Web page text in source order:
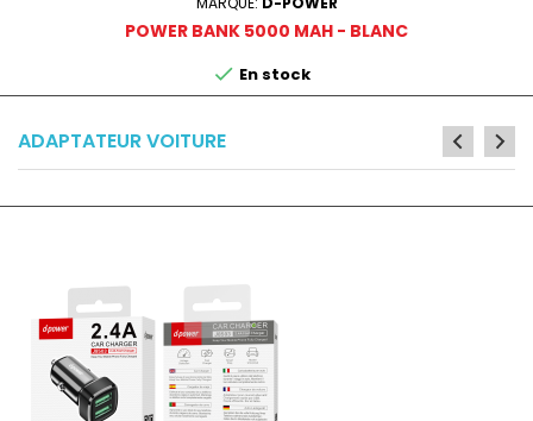
POWER BANK 5000 MAH - BLANC
 En stock
ADAPTATEUR VOITURE